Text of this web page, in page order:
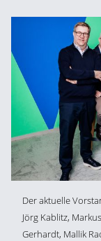
Der aktuelle
Jörg Kablitz,
Gerhardt, Mallik